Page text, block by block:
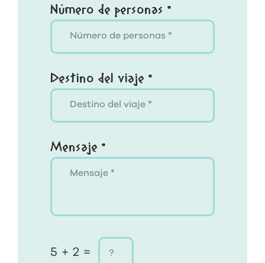
Número de personas *
Destino del viaje *
Mensaje *
5 + 2 =